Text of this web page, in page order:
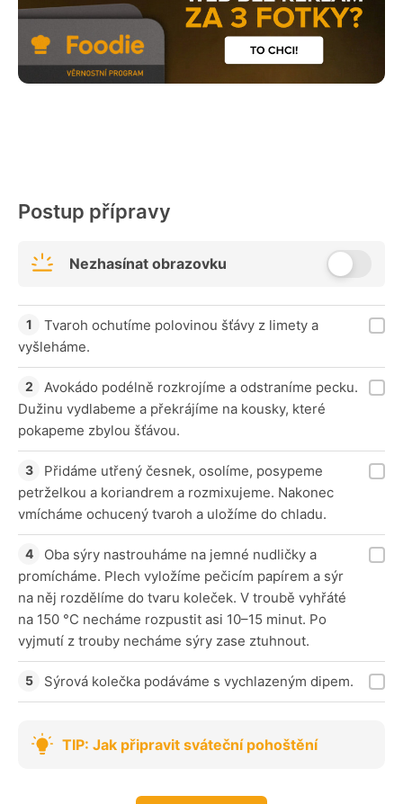
Postup přípravy
Nezhasínat obrazovku
Tvaroh ochutíme polovinou šťávy z limety a
vyšleháme.
Avokádo podélně rozkrojíme a odstraníme pecku.
Dužinu vydlabeme a překrájíme na kousky, které
pokapeme zbylou šťávou.
Přidáme utřený česnek, osolíme, posypeme
petrželkou a koriandrem a rozmixujeme. Nakonec
vmícháme ochucený tvaroh a uložíme do chladu.
Oba sýry nastrouháme na jemné nudličky a
promícháme. Plech vyložíme pečicím papírem a sýr
na něj rozdělíme do tvaru koleček. V troubě vyhřáté
na 150 °C necháme rozpustit asi 10–15 minut. Po
vyjmutí z trouby necháme sýry zase ztuhnout.
Sýrová kolečka podáváme s vychlazeným dipem.
TIP: Jak připravit sváteční pohoštění